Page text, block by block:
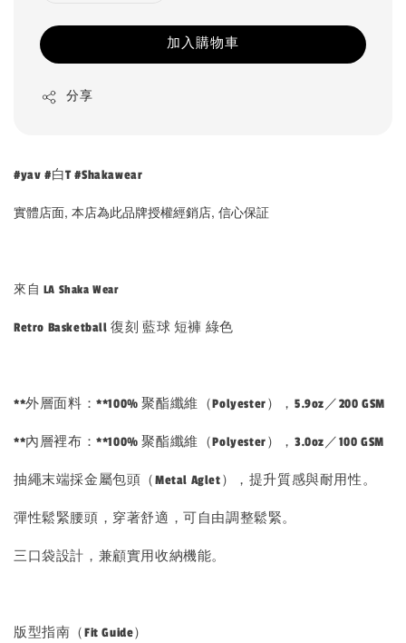
加入購物車
分享
#yav #白T #Shakawear
實體店面, 本店為此品牌授權經銷店, 信心保証
來自 LA Shaka Wear
Retro Basketball 復刻 藍球 短褲 綠色
**外層面料：**100% 聚酯纖維（Polyester），5.9oz／200 GSM
**內層裡布：**100% 聚酯纖維（Polyester），3.0oz／100 GSM
抽繩末端採金屬包頭（Metal Aglet），提升質感與耐用性。
彈性鬆緊腰頭，穿著舒適，可自由調整鬆緊。
三口袋設計，兼顧實用收納機能。
版型指南（Fit Guide）